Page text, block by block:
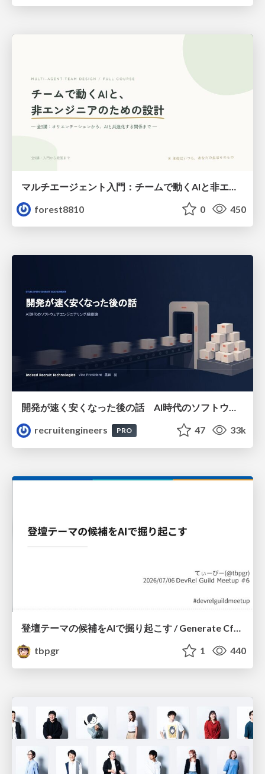
forest8810
0 450
開発が速く安くなった後の話 AI時代のソフトウェアエンジニアリング組織論 #devsumi
recruitengineers
PRO 47 33k
登壇テーマの候補をAIで掘り起こす / Generate CfP Ideas via-AI
tbpgr
1 440